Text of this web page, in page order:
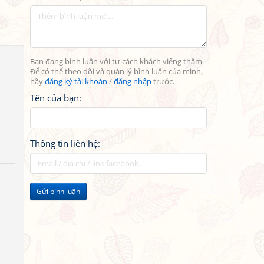
Bạn đang bình luận với tư cách khách viếng thăm.
Để có thể theo dõi và quản lý bình luận của mình,
hãyđăng ký tài khoản /đăng nhậptrước.
Tên của bạn:
Thông tin liên hệ:
Gửi bình luận